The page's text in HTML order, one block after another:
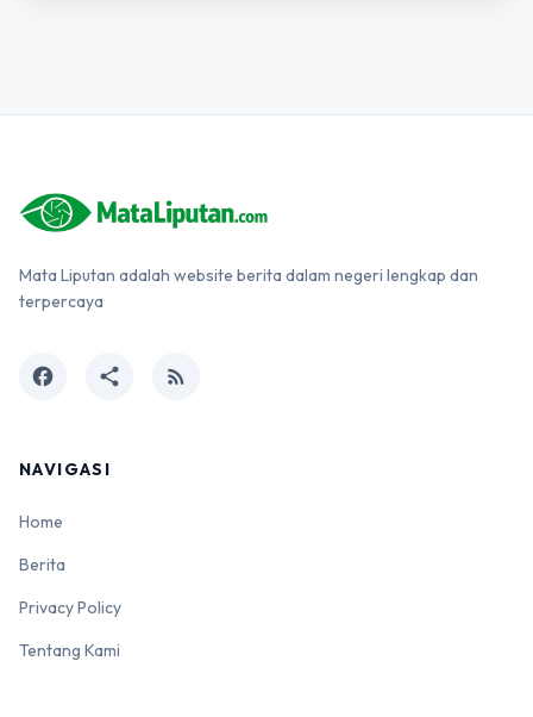
Mata Liputan adalah website berita dalam negeri lengkap dan
terpercaya
facebook share rss_feed
NAVIGASI
Home
Berita
Privacy Policy
Tentang Kami